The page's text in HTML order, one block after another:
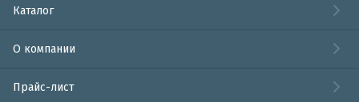
Каталог
О компании
Прайс-лист